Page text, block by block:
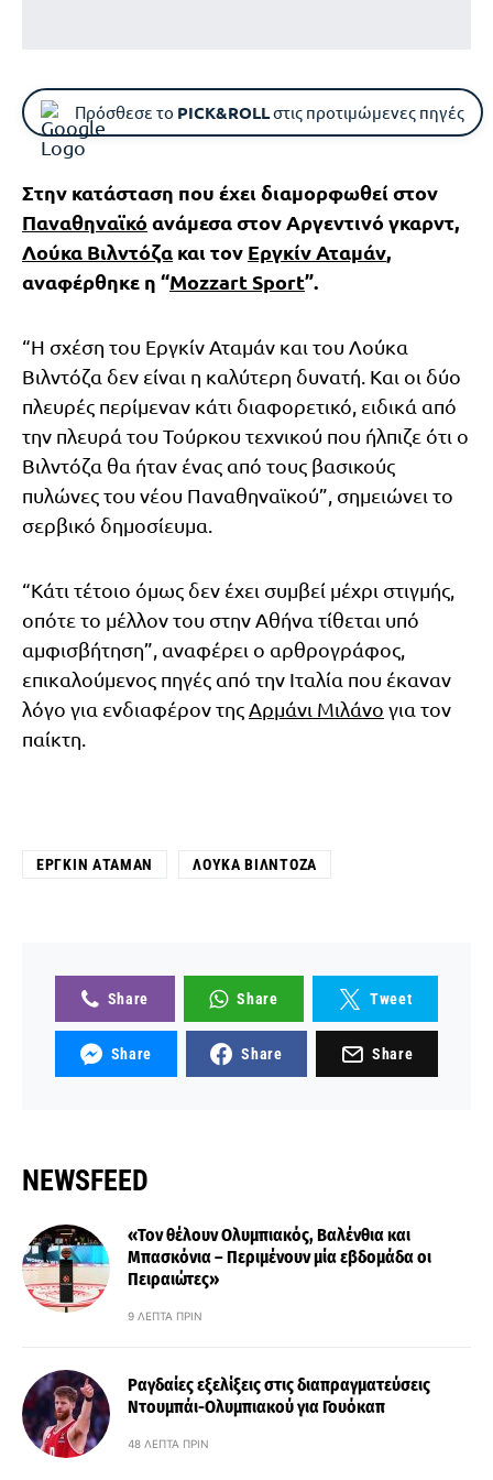
Πρόσθεσε το PICK&ROLLστις προτιμώμενες πηγές
Στην κατάσταση που έχει διαμορφωθεί στον
Παναθηναϊκό ανάμεσα στον Αργεντινό γκαρντ,
Λούκα Βιλντόζα και τον Εργκίν Αταμάν,
αναφέρθηκε η “Mozzart Sport”.
“Η σχέση του Εργκίν Αταμάν και του Λούκα
Βιλντόζα δεν είναι η καλύτερη δυνατή. Και οι δύο
πλευρές περίμεναν κάτι διαφορετικό, ειδικά από
την πλευρά του Τούρκου τεχνικού που ήλπιζε ότι ο
Βιλντόζα θα ήταν ένας από τους βασικούς
πυλώνες του νέου Παναθηναϊκού”, σημειώνει το
σερβικό δημοσίευμα.
“Κάτι τέτοιο όμως δεν έχει συμβεί μέχρι στιγμής,
οπότε το μέλλον του στην Αθήνα τίθεται υπό
αμφισβήτηση”, αναφέρει ο αρθρογράφος,
επικαλούμενος πηγές από την Ιταλία που έκαναν
λόγο για ενδιαφέρον της Αρμάνι Μιλάνο για τον
παίκτη.
ΕΡΓΚΊΝ ΑΤΑΜΆΝ ΛΟΎΚΑ ΒΙΛΝΤΌΖΑ
Share Share Tweet
Share Share Share
NEWSFEED
«Τον θέλουν Ολυμπιακός, Βαλένθια και
Μπασκόνια – Περιμένουν μία εβδομάδα οι
Πειραιώτες»
9 ΛΕΠΤΆ ΠΡΙΝ
Ραγδαίες εξελίξεις στις διαπραγματεύσεις
Ντουμπάι-Ολυμπιακού για Γουόκαπ
48 ΛΕΠΤΆ ΠΡΙΝ